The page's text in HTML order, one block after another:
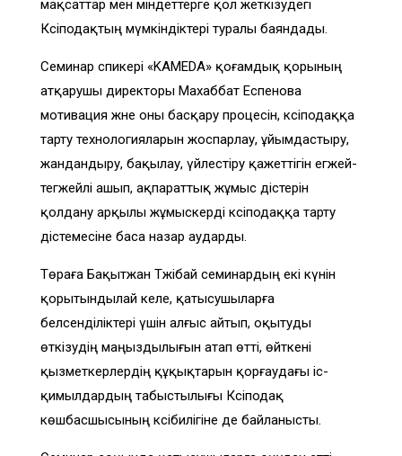
мақсаттар мен міндеттерге қол жеткізудегі
Кәсіподақтың мүмкіндіктері туралы баяндады.
Семинар спикері «KAMEDA» қоғамдық қорының
атқарушы директоры Махаббат Еспенова
мотивация және оны басқару процесін, кәсіподаққа
тарту технологияларын жоспарлау, ұйымдастыру,
жандандыру, бақылау, үйлестіру қажеттігін егжей-
тегжейлі ашып, ақпараттық жұмыс әдістерін
қолдану арқылы жұмыскерді кәсіподаққа тарту
әдістемесіне баса назар аударды.
Төраға Бақытжан Тәжібай семинардың екі күнін
қорытындылай келе, қатысушыларға
белсенділіктері үшін алғыс айтып, оқытуды
өткізудің маңыздылығын атап өтті, өйткені
қызметкерлердің құқықтарын қорғаудағы іс-
қимылдардың табыстылығы Кәсіподақ
көшбасшысының кәсібилігіне де байланысты.